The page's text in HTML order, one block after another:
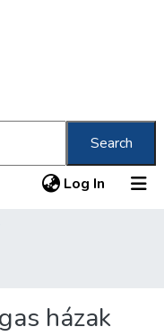
Search
Log In (current)
házak